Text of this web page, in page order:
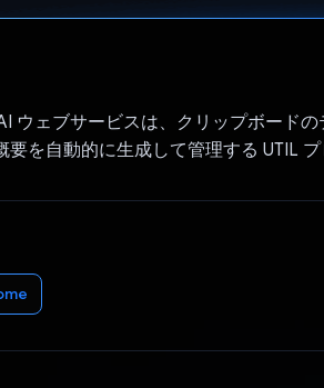
ウェブサービスは、クリップボードの
要を自動的に生成して管理する UTIL プ